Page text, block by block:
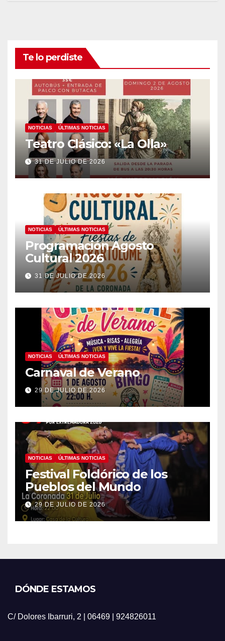
Te lo perdiste
NOTICIAS ÚLTIMAS NOTICIAS
Teatro Clásico: «La Olla»
31 DE JULIO DE 2026
NOTICIAS ÚLTIMAS NOTICIAS
Programación Agosto
Cultural 2026
31 DE JULIO DE 2026
NOTICIAS ÚLTIMAS NOTICIAS
Carnaval de Verano
29 DE JULIO DE 2026
NOTICIAS ÚLTIMAS NOTICIAS
Festival Folclórico de los
Pueblos del Mundo
29 DE JULIO DE 2026
DÓNDE ESTAMOS
C/ Dolores Ibarruri, 2 | 06469 | 924826011